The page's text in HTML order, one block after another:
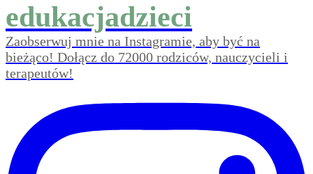
edukacjadzieci
Zaobserwuj mnie na Instagramie, aby być na
bieżąco! Dołącz do 72000 rodziców, nauczycieli i
terapeutów!